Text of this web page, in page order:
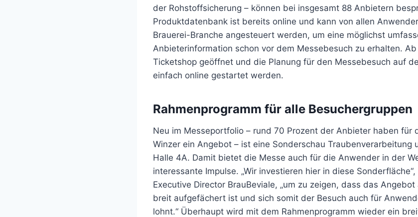
der Rohstoffsicherung – können bei insgesamt 88 Anbietern
Produktdatenbank ist bereits online und kann von allen
Brauerei-Branche angesteuert werden, um eine möglichst
Anbieterinformation schon vor dem Messebesuch zu erhalten.
Ticketshop geöffnet und die Planung für den Messebesuch auf
einfach online gestartet werden.
Rahmenprogramm für alle Besuchergruppen
Neu im Messeportfolio – rund 70 Prozent der Anbieter haben für
Winzer ein Angebot – ist eine Sonderschau Traubenverarbeitung
Halle 4A. Damit bietet die Messe auch für die Anwender in der
interessante Impulse. „Wir investieren hier in diese
Executive Director BrauBeviale, „um zu zeigen, dass das
breit aufgefächert ist und sich somit der Besuch auch für
lohnt.“ Überhaupt wird mit dem Rahmenprogramm wieder ein